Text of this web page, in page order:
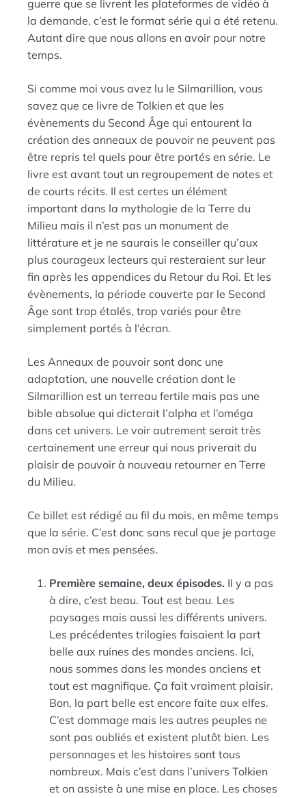
guerre que se livrent les plateformes de vidéo à
la demande, c’est le format série qui a été retenu.
Autant dire que nous allons en avoir pour notre
temps.
Si comme moi vous avez lu le Silmarillion, vous
savez que ce livre de Tolkien et que les
évènements du Second Âge qui entourent la
création des anneaux de pouvoir ne peuvent pas
être repris tel quels pour être portés en série. Le
livre est avant tout un regroupement de notes et
de courts récits. Il est certes un élément
important dans la mythologie de la Terre du
Milieu mais il n’est pas un monument de
littérature et je ne saurais le conseiller qu’aux
plus courageux lecteurs qui resteraient sur leur
fin après les appendices du Retour du Roi. Et les
évènements, la période couverte par le Second
Âge sont trop étalés, trop variés pour être
simplement portés à l’écran.
Les Anneaux de pouvoir sont donc une
adaptation, une nouvelle création dont le
Silmarillion est un terreau fertile mais pas une
bible absolue qui dicterait l’alpha et l’oméga
dans cet univers. Le voir autrement serait très
certainement une erreur qui nous priverait du
plaisir de pouvoir à nouveau retourner en Terre
du Milieu.
Ce billet est rédigé au fil du mois, en même temps
que la série. C’est donc sans recul que je partage
mon avis et mes pensées.
Première semaine, deux épisodes. Il y a pas
à dire, c’est beau. Tout est beau. Les
paysages mais aussi les différents univers.
Les précédentes trilogies faisaient la part
belle aux ruines des mondes anciens. Ici,
nous sommes dans les mondes anciens et
tout est magnifique. Ça fait vraiment plaisir.
Bon, la part belle est encore faite aux elfes.
C’est dommage mais les autres peuples ne
sont pas oubliés et existent plutôt bien. Les
personnages et les histoires sont tous
nombreux. Mais c’est dans l’univers Tolkien
et on assiste à une mise en place. Les choses